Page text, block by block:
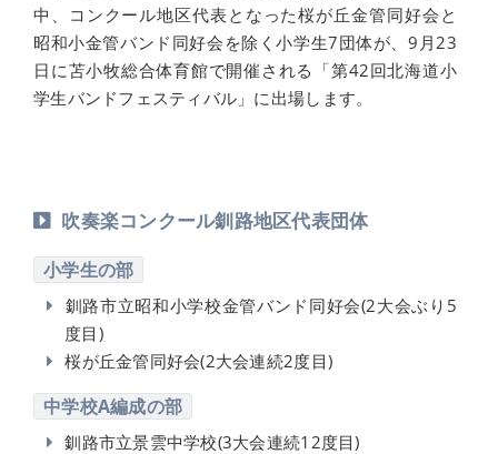
中、コンクール地区代表となった桜が丘金管同好会と
昭和小金管バンド同好会を除く小学生7団体が、9月23
日に苫小牧総合体育館で開催される「第42回北海道小
学生バンドフェスティバル」に出場します。
吹奏楽コンクール釧路地区代表団体
小学生の部
釧路市立昭和小学校金管バンド同好会(2大会ぶり5
度目)
桜が丘金管同好会(2大会連続2度目)
中学校A編成の部
釧路市立景雲中学校(3大会連続12度目)